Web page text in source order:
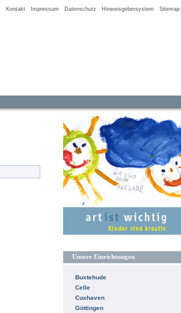
Kontakt Impressum Datenschutz Hinweisgebersystem Sitemap
Unsere Einrichtungen
Buxtehude
Celle
Cuxhaven
Göttingen